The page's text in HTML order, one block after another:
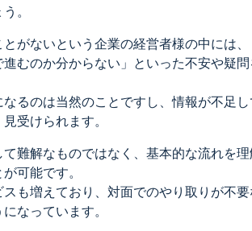
。
がないという企業の経営者様の中には
むのか分からない」といった不安や疑問
るのは当然のことですし、情報が不足し
受けられます。
難解なものではなく、基本的な流れを理
可能です。
も増えており、対面でのやり取りが不要
なっています。